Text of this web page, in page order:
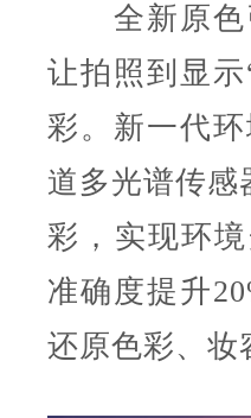
全新原色
让拍照到显
彩。新一代
道多光谱传感
彩，实现环
准确度提升
还原色彩、妆